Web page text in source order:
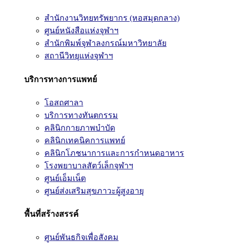
สำนักงานวิทยทรัพยากร (หอสมุดกลาง)
ศูนย์หนังสือแห่งจุฬาฯ
สำนักพิมพ์จุฬาลงกรณ์มหาวิทยาลัย
สถานีวิทยุแห่งจุฬาฯ
บริการทางการแพทย์
โอสถศาลา
บริการทางทันตกรรม
คลินิกกายภาพบำบัด
คลินิกเทคนิคการแพทย์
คลินิกโภชนาการและการกำหนดอาหาร
โรงพยาบาลสัตว์เล็กจุฬาฯ
ศูนย์เอ็มเน็ต
ศูนย์ส่งเสริมสุขภาวะผู้สูงอายุ
พื้นที่สร้างสรรค์
ศูนย์พันธกิจเพื่อสังคม